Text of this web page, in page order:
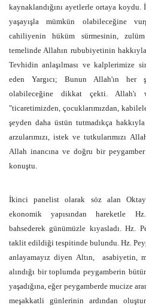
kaynaklandığını ayetlerle ortaya koydu.
yaşayışla mümkün olabileceğine
cahiliyenin hüküm sürmesinin, zulüm
temelinde Allahın rububiyetinin
Tevhidin anlaşılması ve kalplerimize
eden Yargıcı; Bunun Allah'ın her
olabileceğine dikkat çekti. Allah'ı
"ticaretimizden, çocuklarımızdan,
şeyden daha üstün tutmadıkça
arzularımızı, istek ve tutkularımızı
Allah inancına ve doğru bir
konuştu.
İkinci panelist olarak söz alan Oktay
ekonomik yapısından hareketle
bahsederek günümüzle kıyasladı. Hz.
taklit edildiği tespitinde bulundu. Hz.
anlayamayız diyen Altın,
asabiyetin,
alındığı bir toplumda peygamberin
yaşadığına, eğer peygamberde mucize
meşakkatli günlerinin ardından